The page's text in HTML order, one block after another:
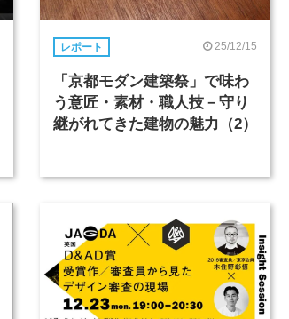
レポート 25/12/15
「京都モダン建築祭」で味わ
う意匠・素材・職人技－守り
継がれてきた建物の魅力（2）